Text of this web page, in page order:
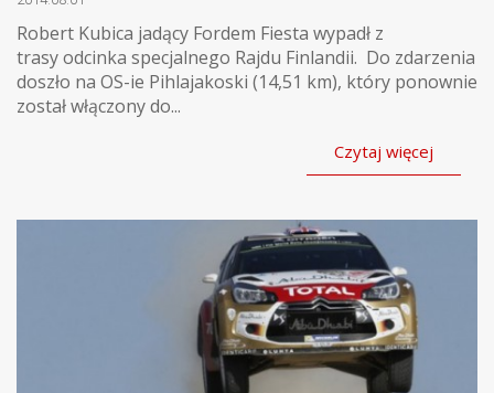
Robert Kubica jadący Fordem Fiesta wypadł z
trasy odcinka specjalnego Rajdu Finlandii. Do zdarzenia
doszło na OS-ie Pihlajakoski (14,51 km), który ponownie
został włączony do...
Czytaj więcej